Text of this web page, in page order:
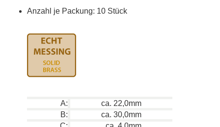
Anzahl je Packung: 10 Stück
A:
ca. 22,0mm
B:
ca. 30,0mm